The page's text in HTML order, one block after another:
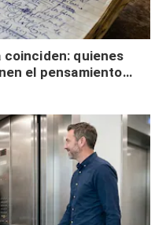
quienes
el pensamiento
desinterés